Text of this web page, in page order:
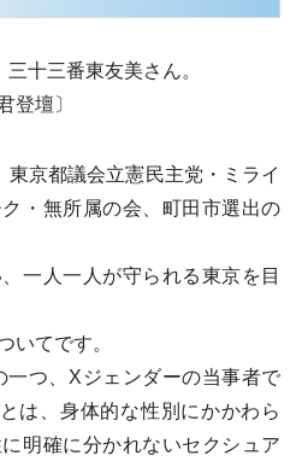
十三番東友美さん。
壇〕
京都議会立憲民主党・ミライ
・無所属の会、町田市選出の
一人一人が守られる東京を目
いてです。
つ、Xジェンダーの当事者で
は、身体的な性別にかかわら
明確に分かれないセクシュア